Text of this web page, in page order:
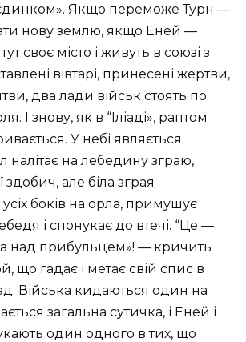
Якщо переможе Турн —
нову землю, якщо Еней —
своє місто і живуть в союзі з
вівтарі, принесені жертви,
два лади військ стоять по
І знову, як в “Іліаді», раптом
У небі являється
налітає на лебедину зграю,
але біла зграя
боків на орла, примушує
і спонукає до втечі. “Це —
над прибульцем»! — кричить
що гадає і метає свій спис в
Війська кидаються один на
загальна сутичка, і Еней і
один одного в тих, що